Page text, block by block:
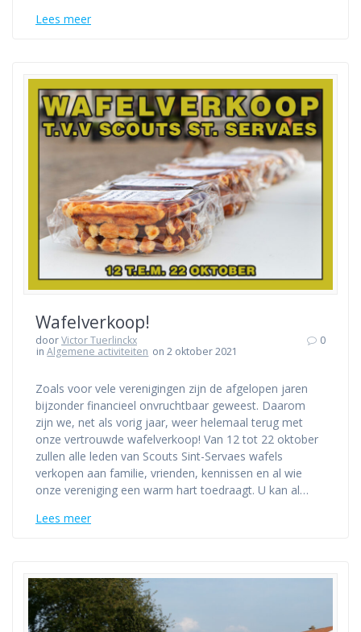
Lees meer
Wafelverkoop!
doorVictor Tuerlinckx
inAlgemene activiteiten on 2 oktober 2021
0
Zoals voor vele verenigingen zijn de afgelopen jaren
bijzonder financieel onvruchtbaar geweest. Daarom
zijn we, net als vorig jaar, weer helemaal terug met
onze vertrouwde wafelverkoop! Van 12 tot 22 oktober
zullen alle leden van Scouts Sint-Servaes wafels
verkopen aan familie, vrienden, kennissen en al wie
onze vereniging een warm hart toedraagt. U kan al…
Lees meer